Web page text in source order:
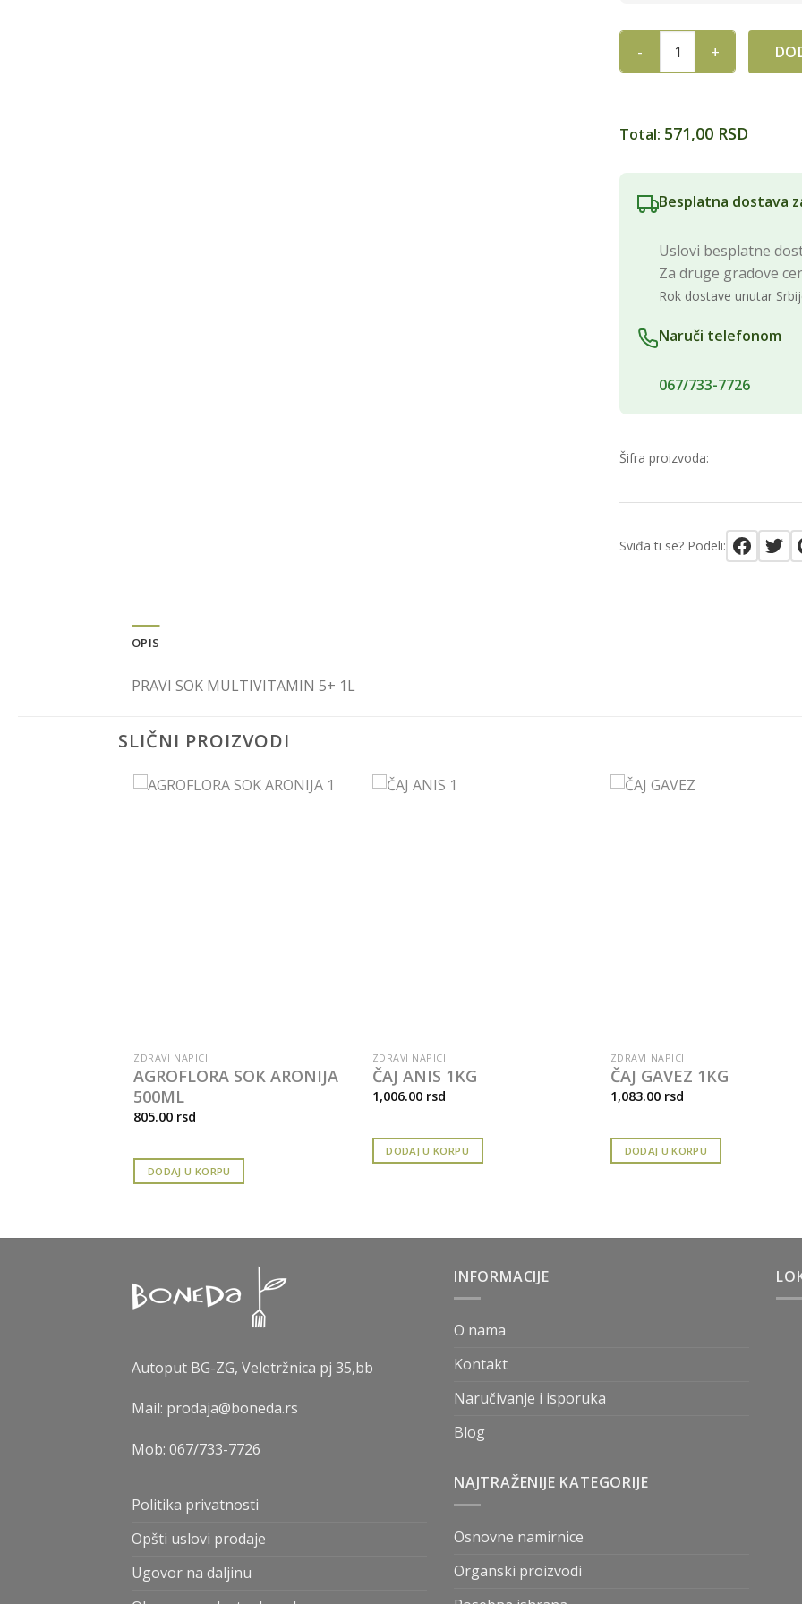
PRAVI SOK MULTIVITAMIN
Total: 571,00 RSD
Besplatna dostava
Uslovi besplatne
Za druge gradove
Rok dostave unutar
Naruči telefonom
067/733-7726
Šifra proizvoda:
Sviđa ti se? Podeli:
OPIS
PRAVI SOK MULTIVITAMIN 5+ 1L
SLIČNI PROIZVODI
ZDRAVI NAPICI
AGROFLORA SOK ARONIJA
500ML
805.00 rsd
DODAJ U KORPU
ZDRAVI NAPICI
ČAJ ANIS 1KG
1,006.00 rsd
DODAJ U KORPU
ZDRAVI NAPICI
ČAJ GAVEZ 1KG
1,083.00 rsd
DODAJ U KORPU
Autoput BG-ZG, Veletržnica pj 35,bb
Mail: prodaja@boneda.rs
Mob: 067/733-7726
Politika privatnosti
Opšti uslovi prodaje
Ugovor na daljinu
INFORMACIJE
O nama
Kontakt
Naručivanje i isporuka
Blog
NAJTRAŽENIJE KATEGORIJE
Osnovne namirnice
Organski proizvodi